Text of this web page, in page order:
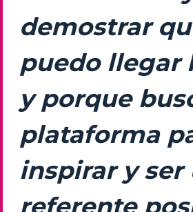
demostrar
puedo llegar
y porque
plataforma
inspirar y ser
referente